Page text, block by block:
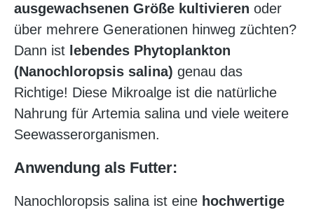
ausgewachsenen Größe kultivieren oder
über mehrere Generationen hinweg züchten?
Dann ist lebendes Phytoplankton
(Nanochloropsis salina) genau das
Richtige! Diese Mikroalge ist die natürliche
Nahrung für Artemia salina und viele weitere
Seewasserorganismen.
Anwendung als Futter:
Nanochloropsis salina ist eine hochwertige